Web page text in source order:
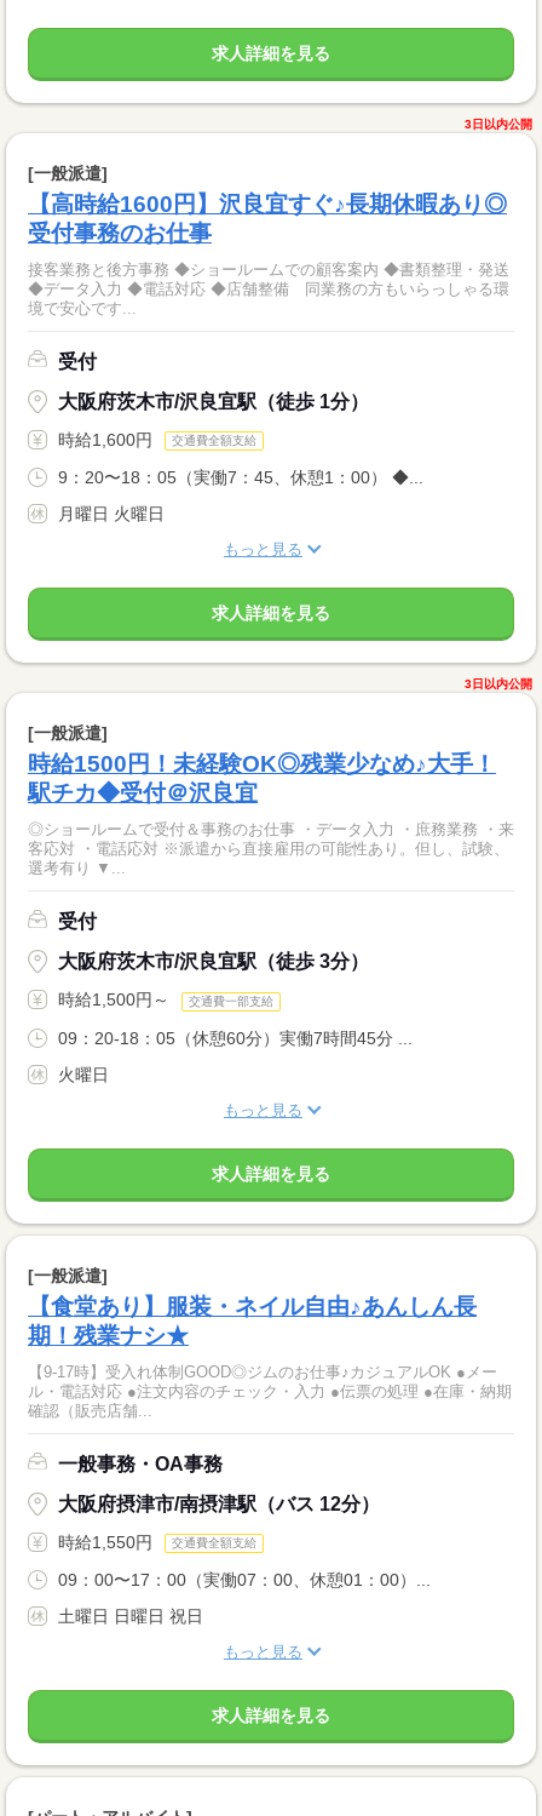
求人詳細を見る
3日以内公開
[一般派遣]
【高時給1600円】沢良宜すぐ♪長期休暇あり◎
受付事務のお仕事
接客業務と後方事務 ◆ショールームでの顧客案内 ◆書類整理・発送
◆データ入力 ◆電話対応 ◆店舗整備 同業務の方もいらっしゃる環
境で安心です...
受付
大阪府茨木市/沢良宜駅（徒歩 1分）
時給1,600円 交通費全額支給
9：20〜18：05（実働7：45、休憩1：00） ◆...
月曜日 火曜日
もっと見る
求人詳細を見る
3日以内公開
[一般派遣]
時給1500円！未経験OK◎残業少なめ♪大手！
駅チカ◆受付＠沢良宜
◎ショールームで受付＆事務のお仕事 ・データ入力 ・庶務業務 ・来
客応対 ・電話応対 ※派遣から直接雇用の可能性あり。但し、試験、
選考有り ▼...
受付
大阪府茨木市/沢良宜駅（徒歩 3分）
時給1,500円～ 交通費一部支給
09：20-18：05（休憩60分）実働7時間45分 ...
火曜日
もっと見る
求人詳細を見る
[一般派遣]
【食堂あり】服装・ネイル自由♪あんしん長
期！残業ナシ★
【9-17時】受入れ体制GOOD◎ジムのお仕事♪カジュアルOK ●メー
ル・電話対応 ●注文内容のチェック・入力 ●伝票の処理 ●在庫・納期
確認（販売店舗...
一般事務・OA事務
大阪府摂津市/南摂津駅（バス 12分）
時給1,550円 交通費全額支給
09：00〜17：00（実働07：00、休憩01：00）...
土曜日 日曜日 祝日
もっと見る
求人詳細を見る